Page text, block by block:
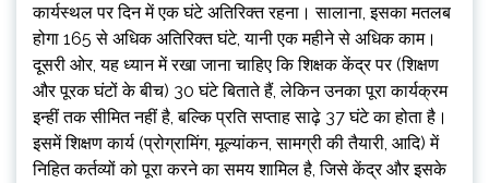
कार्यस्थल पर दिन में एक घंटे अतिरिक्त रहना। सालाना, इसका मतलब
होगा 165 से अधिक अतिरिक्त घंटे, यानी एक महीने से अधिक काम।
दूसरी ओर, यह ध्यान में रखा जाना चाहिए कि शिक्षक केंद्र पर (शिक्षण
और पूरक घंटों के बीच) 30 घंटे बिताते हैं, लेकिन उनका पूरा कार्यक्रम
इन्हीं तक सीमित नहीं है, बल्कि प्रति सप्ताह साढ़े 37 घंटे का होता है।
इसमें शिक्षण कार्य (प्रोग्रामिंग, मूल्यांकन, सामग्री की तैयारी, आदि) में
निहित कर्तव्यों को पूरा करने का समय शामिल है, जिसे केंद्र और इसके